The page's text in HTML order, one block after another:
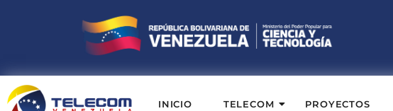
INICIO TELECOM PROYECTOS